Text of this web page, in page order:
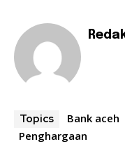
Topics Bank aceh
Penghargaan